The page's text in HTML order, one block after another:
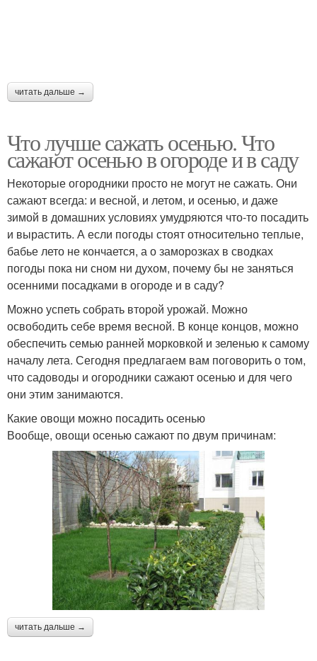
читать дальше →
Что лучше сажать осенью. Что
сажают осенью в огороде и в саду
Некоторые огородники просто не могут не сажать. Они
сажают всегда: и весной, и летом, и осенью, и даже
зимой в домашних условиях умудряются что-то посадить
и вырастить. А если погоды стоят относительно теплые,
бабье лето не кончается, а о заморозках в сводках
погоды пока ни сном ни духом, почему бы не заняться
осенними посадками в огороде и в саду?
Можно успеть собрать второй урожай. Можно
освободить себе время весной. В конце концов, можно
обеспечить семью ранней морковкой и зеленью к самому
началу лета. Сегодня предлагаем вам поговорить о том,
что садоводы и огородники сажают осенью и для чего
они этим занимаются.
Какие овощи можно посадить осенью
Вообще, овощи осенью сажают по двум причинам:
читать дальше →